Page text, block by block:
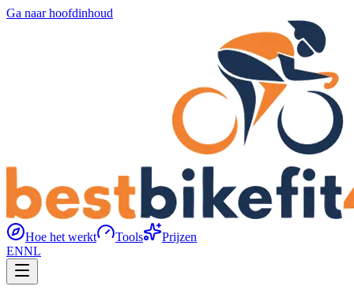
Ga naar hoofdinhoud
Hoe het werkt Tools
Prijzen
ENNL